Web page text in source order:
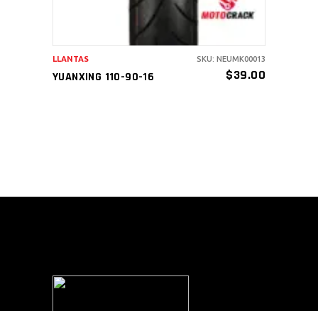
YUANXING 110-90-16 $39.00
LLANTAS SKU: NEUMK00013